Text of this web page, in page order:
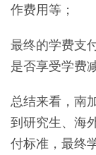
作费用等；
最终的学费支
是否享受学费
总结来看，南
到研究生、海
付标准，最终